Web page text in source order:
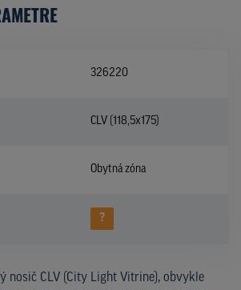
326220
CLV (118,5x175)
Obytná zóna
?
nosič CLV (City Light Vitrine), obvykle